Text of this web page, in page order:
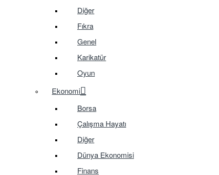
Diğer
Fıkra
Genel
Karikatür
Oyun
Ekonomi
Borsa
Çalışma Hayatı
Diğer
Dünya Ekonomisi
Finans